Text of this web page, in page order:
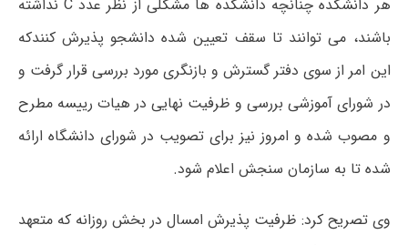
هر دانشکده چنانچه دانشکده ها مشکلی از نظر عدد C نداشته
باشند، می توانند تا سقف تعیین شده دانشجو پذیرش کنندکه
این امر از سوی دفتر گسترش و بازنگری مورد بررسی قرار گرفت و
در شورای آموزشی بررسی و ظرفیت نهایی در هیات رییسه مطرح
و مصوب شده و امروز نیز برای تصویب در شورای دانشگاه ارائه
شده تا به سازمان سنجش اعلام شود.
وی تصریح کرد: ظرفیت پذیرش امسال در بخش روزانه که متعهد